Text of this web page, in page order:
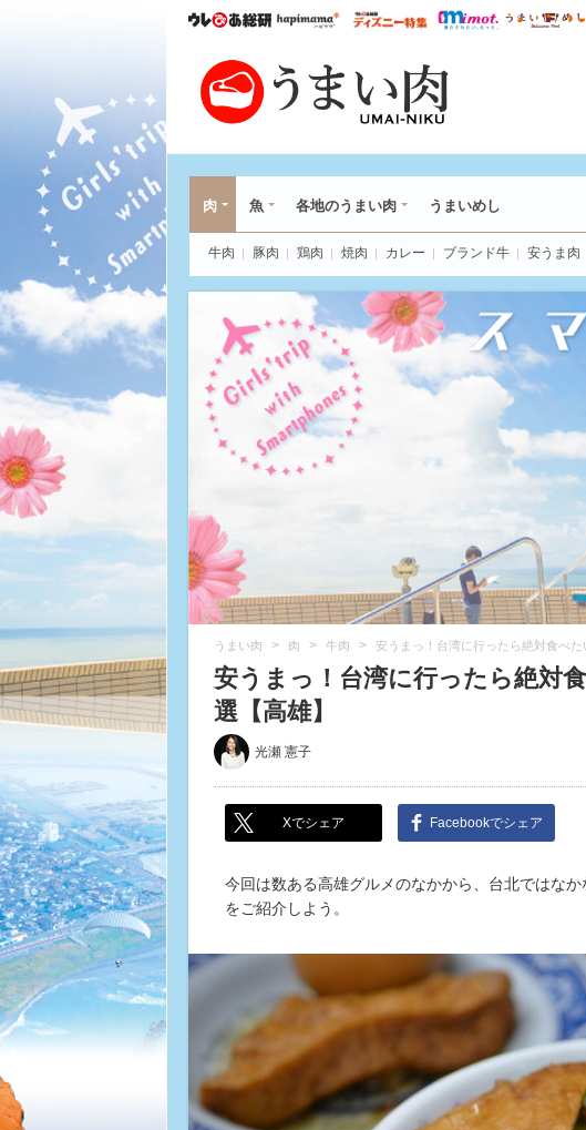
ウレぴあ総研ハピママ* ウレぴあ総研 ディ
mimot.
肉 魚 各地のうまい肉 うまいめし
牛肉 豚肉 鶏肉 焼肉 カレー ブランド牛 安うま肉
うまい肉 > 肉 > 牛肉 > 安うまっ！台湾に行ったら絶対食べた
安うまっ！台湾に行ったら絶対
選【高雄】
光瀬 憲子
Xでシェア Facebookでシェア
今回は数ある高雄グルメのなかから、台北ではな
をご紹介しよう。